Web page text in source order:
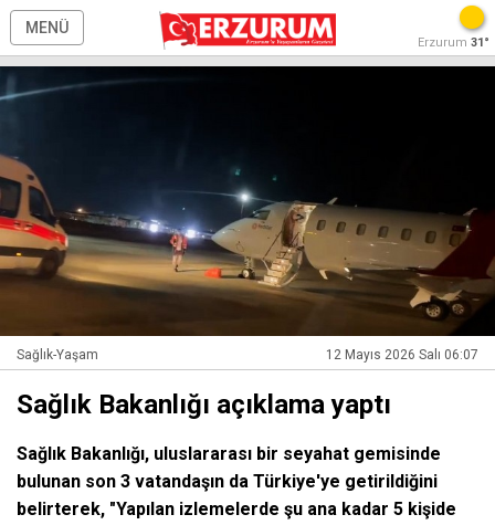
MENÜ
Erzurum 31°
Sağlık-Yaşam 12 Mayıs 2026 Salı 06:07
Sağlık Bakanlığı açıklama yaptı
Sağlık Bakanlığı, uluslararası bir seyahat gemisinde
bulunan son 3 vatandaşın da Türkiye'ye getirildiğini
belirterek, "Yapılan izlemelerde şu ana kadar 5 kişide